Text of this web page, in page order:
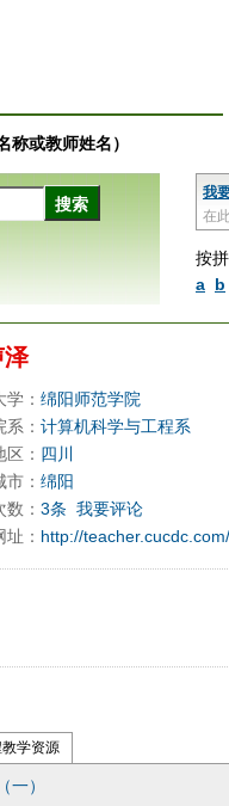
或教师姓名）
我
在
按
a b
泽
： 绵阳师范学院
： 计算机科学与工程系
： 四川
： 绵阳
： 3条 我要评论
： http://
学资源
一）